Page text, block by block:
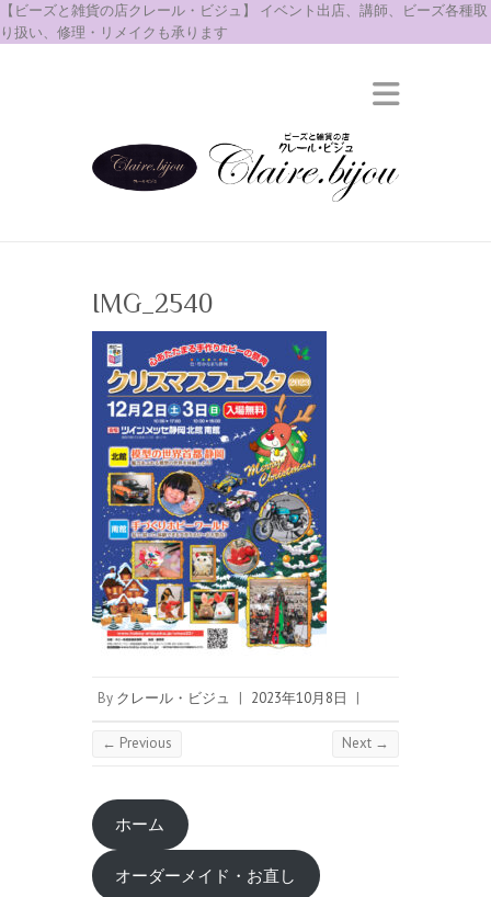
【ビーズと雑貨の店クレール・ビジュ】 イベント出店、講師、ビーズ各種取
り扱い、修理・リメイクも承ります
IMG_2540
By クレール・ビジュ | 2023年10月8日 |
← Previous Next →
ホーム
オーダーメイド・お直し